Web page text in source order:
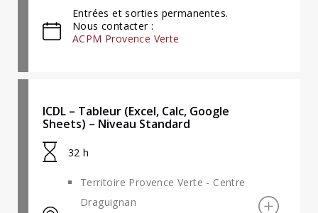
Entrées et sorties permanentes.
Nous contacter :
ACPM Provence Verte
ICDL – Tableur (Excel, Calc, Google
Sheets) – Niveau Standard
32 h
Territoire Provence Verte - Centre
Draguignan